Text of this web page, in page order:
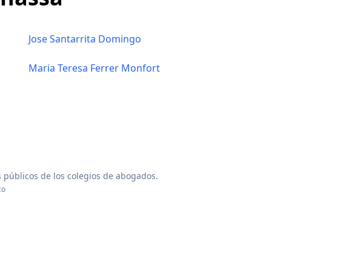
Jose Santarrita Domingo
Maria Teresa Ferrer Monfort
de los colegios de abogados.